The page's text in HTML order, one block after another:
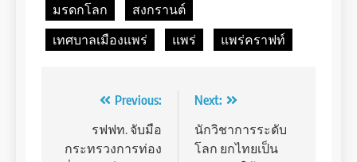
มรดกโลก
สงกรานต์
เทศบาลเมืองแพร่
แพร่ แพร่คราฟท์
navigation
Previous:
รฟฟท. จับมือ
กระทรวงการท่อง
Next:
นักวิชาการระดับ
โลก ยกไทยเป็น